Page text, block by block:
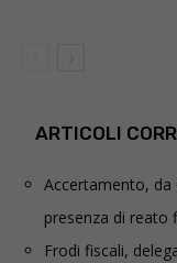
ARTICOLI
Accertamento, da
presenza di reato
Frodi fiscali,